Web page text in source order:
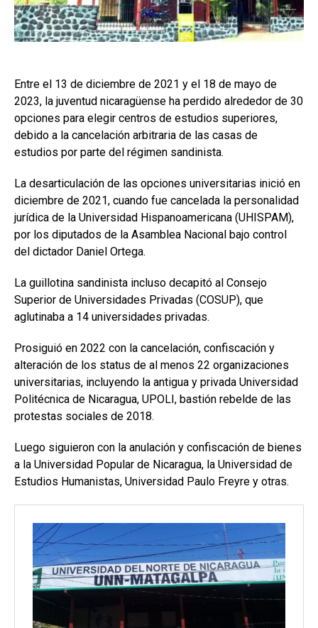
Entre el 13 de diciembre de 2021 y el 18 de mayo de
2023, la juventud nicaragüense ha perdido alrededor de 30
opciones para elegir centros de estudios superiores,
debido a la cancelación arbitraria de las casas de
estudios por parte del régimen sandinista.
La desarticulación de las opciones universitarias inició en
diciembre de 2021, cuando fue cancelada la personalidad
jurídica de la Universidad Hispanoamericana (UHISPAM),
por los diputados de la Asamblea Nacional bajo control
del dictador Daniel Ortega.
La guillotina sandinista incluso decapitó al Consejo
Superior de Universidades Privadas (COSUP), que
aglutinaba a 14 universidades privadas.
Prosiguió en 2022 con la cancelación, confiscación y
alteración de los status de al menos 22 organizaciones
universitarias, incluyendo la antigua y privada Universidad
Politécnica de Nicaragua, UPOLI, bastión rebelde de las
protestas sociales de 2018.
Luego siguieron con la anulación y confiscación de bienes
a la Universidad Popular de Nicaragua, la Universidad de
Estudios Humanistas, Universidad Paulo Freyre y otras.